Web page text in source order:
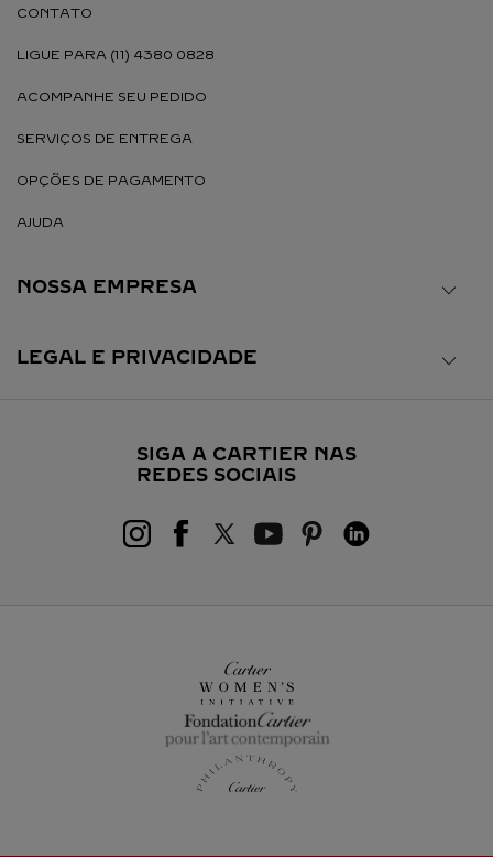
CONTATO
LIGUE PARA (11) 4380 0828
ACOMPANHE SEU PEDIDO
SERVIÇOS DE ENTREGA
OPÇÕES DE PAGAMENTO
AJUDA
NOSSA EMPRESA
LEGAL E PRIVACIDADE
SIGA A CARTIER NAS
REDES SOCIAIS